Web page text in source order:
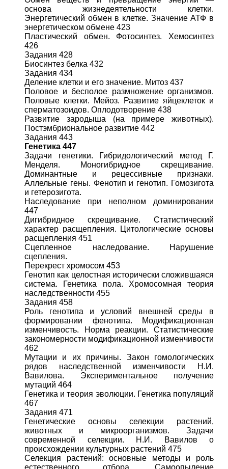
основа жизнедеятельности клетки.
Энергетический обмен в клетке. Значение АТФ в
энергетическом обмене 423
Пластический обмен. Фотосинтез. Хемосинтез
426
Задания 428
Биосинтез белка 432
Задания 434
Деление клетки и его значение. Митоз 437
Половое и бесполое размножение организмов.
Половые клетки. Мейоз. Развитие яйцеклеток и
сперматозоидов. Оплодотворение 438
Развитие зародыша (на примере животных).
Постэмбриональное развитие 442
Задания 443
Генетика 447
Задачи генетики. Гибридологический метод Г.
Менделя. Моногибридное скрещивание.
Доминантные и рецессивные признаки.
Аллельные гены. Фенотип и генотип. Гомозигота
и гетерозигота.
Наследование при неполном доминировании
447
Дигибридное скрещивание. Статистический
характер расщепления. Цитологические основы
расщепления 451
Сцепленное наследование. Нарушение
сцепления.
Перекрест хромосом 453
Генотип как целостная исторически сложившаяся
система. Генетика пола. Хромосомная теория
наследственности 455
Задания 458
Роль генотипа и условий внешней среды в
формировании фенотипа. Модификационная
изменчивость. Норма реакции. Статистические
закономерности модификационной изменчивости
462
Мутации и их причины. Закон гомологических
рядов наследственной изменчивости Н.И.
Вавилова. Экспериментальное получение
мутаций 464
Генетика и теория эволюции. Генетика популяций
467
Задания 471
Генетические основы селекции растений,
животных и микроорганизмов. Задачи
современной селекции. Н.И. Вавилов о
происхождении культурных растений 475
Селекция растений: основные методы и роль
естественного отбора. Самоопыление